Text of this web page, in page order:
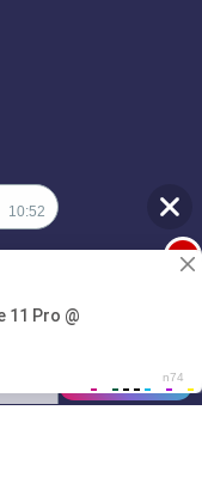
10:52
1